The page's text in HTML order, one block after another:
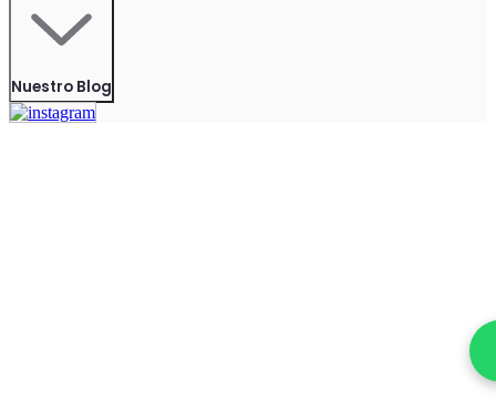
Nuestro Blog